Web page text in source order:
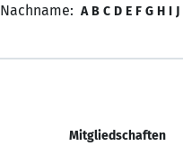
Nachname: A B C D E F G H I J
Mitgliedschaften